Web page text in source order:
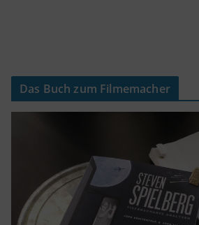
Das Buch zum Filmemacher